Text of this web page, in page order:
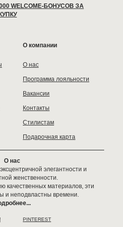
WELCOME-БОНУСОВ ЗА
О компании
О нас
Программа лояльности
Вакансии
Контакты
Стилистам
PINTEREST
Подарочная карта
О нас
элегантности и
женственности.
качественных материалов, эти
и неподвластны времени.